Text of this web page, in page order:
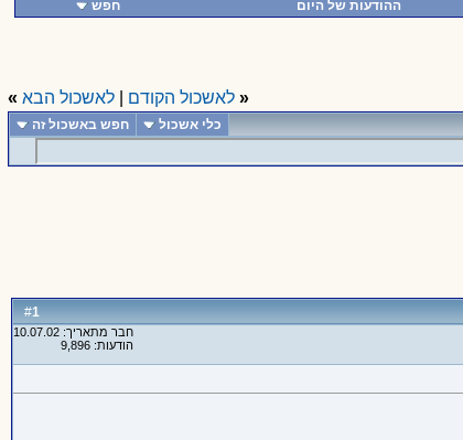
ההודעות של היום חפש
« לאשכול הקודם לאשכול הבא »
כלי אשכול חפש באשכול זה
#
1
חבר מתאריך: 10.07.02
הודעות: 9,896